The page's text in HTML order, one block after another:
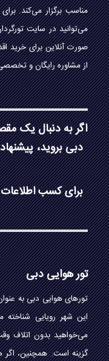
مناسب برگزار می‌کند.
می‌توانید در سایت
صورت آنلاین برای خرید
از مشاوره رایگان و
اگر به دنبال یک
دبی بروید،
برای کسب
تور هوایی دبی
تورهای هوایی دبی به
این شهر رویایی شناخته
می‌خواهید بدون اتلاف
گزینه است. همچنین، اگر